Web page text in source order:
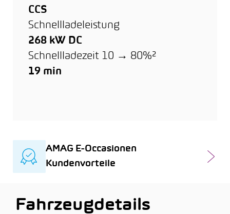
CCS
Schnellladeleistung
268 kW DC
Schnellladezeit 10 → 80%²
19 min
AMAG E-Occasionen
Kundenvorteile
Fahrzeugdetails